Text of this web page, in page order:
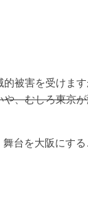
被害を受けま
や、むしろ東京
台を大阪にす